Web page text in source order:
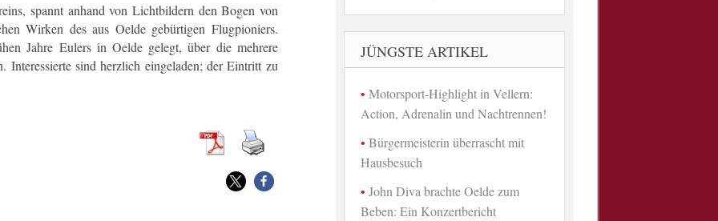
spannt anhand von Lichtbildern den Bogen von
Wirken des aus Oelde gebürtigen Flugpioniers.
Jahre Eulers in Oelde gelegt, über die mehrere
Interessierte sind herzlich eingeladen; der Eintritt zu
JÜNGSTE ARTIKEL
Motorsport-Highlight in Vellern:
Action, Adrenalin und Nachtrennen!
Bürgermeisterin überrascht mit
Hausbesuch
John Diva brachte Oelde zum
Beben: Ein Konzertbericht